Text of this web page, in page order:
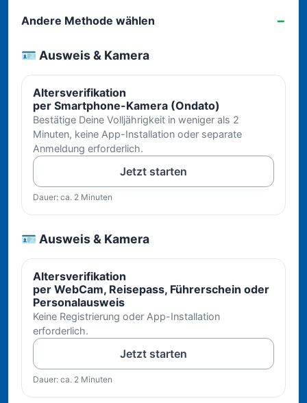
Andere Methode wählen
🪪 Ausweis & Kamera
Altersverifikation
per Smartphone-Kamera (Ondato)
Bestätige Deine Volljährigkeit in weniger als 2
Minuten, keine App-Installation oder separate
Anmeldung erforderlich.
Jetzt starten
Dauer: ca. 2 Minuten
🪪 Ausweis & Kamera
Altersverifikation
per WebCam, Reisepass, Führerschein oder
Personalausweis
Keine Registrierung oder App-Installation
erforderlich.
Jetzt starten
Dauer: ca. 2 Minuten